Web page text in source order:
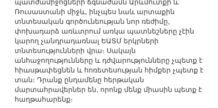
Ռուսաստանի միջև, ինչպես նաև արտաքին
տնտեսական գործունեության նոր ռեժիմը,
փոխադարձ առևտրում առկա պատնեշները չէին
կարող չանդրադառնալ ԵԱՏՄ երկրների
տնտեսությունների վրա։ Սակայն
անհաջողությունները և դժվարությունները չպետք է
հիասթափեցնեն և հոռետեսության հիմքեր չպետք է
տան։ Դրանք ընդամենը հերթական
մարտահրավերներ են, որոնք մենք միասին պետք է
հաղթահարենք։